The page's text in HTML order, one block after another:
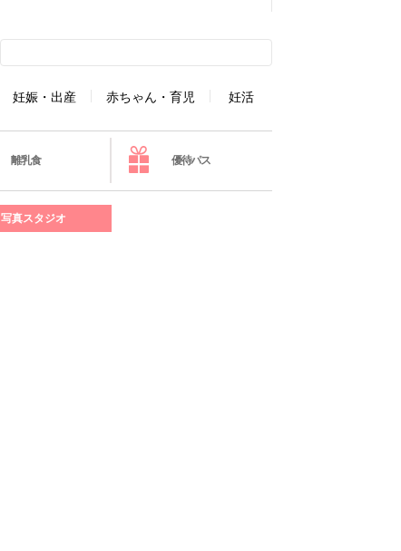
妊娠・出産 赤ちゃん・育児 妊活
離乳食 優待パス
写真スタジオ